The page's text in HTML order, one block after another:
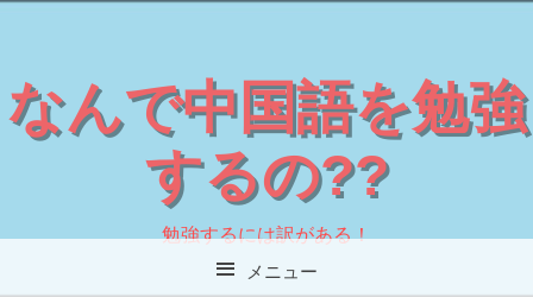
なんで中国語を勉強
するの??
勉強するには訳がある！
メニュー